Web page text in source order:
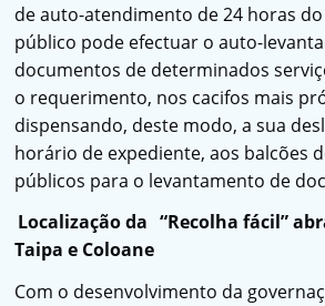
de auto-atendimento de 24 horas
público pode efectuar o auto-
documentos de determinados
o requerimento, nos cacifos mais
dispensando, deste modo, a sua
horário de expediente, aos balcões
públicos para o levantamento de
Localização da “Recolha fácil”
Taipa e Coloane
Com o desenvolvimento da